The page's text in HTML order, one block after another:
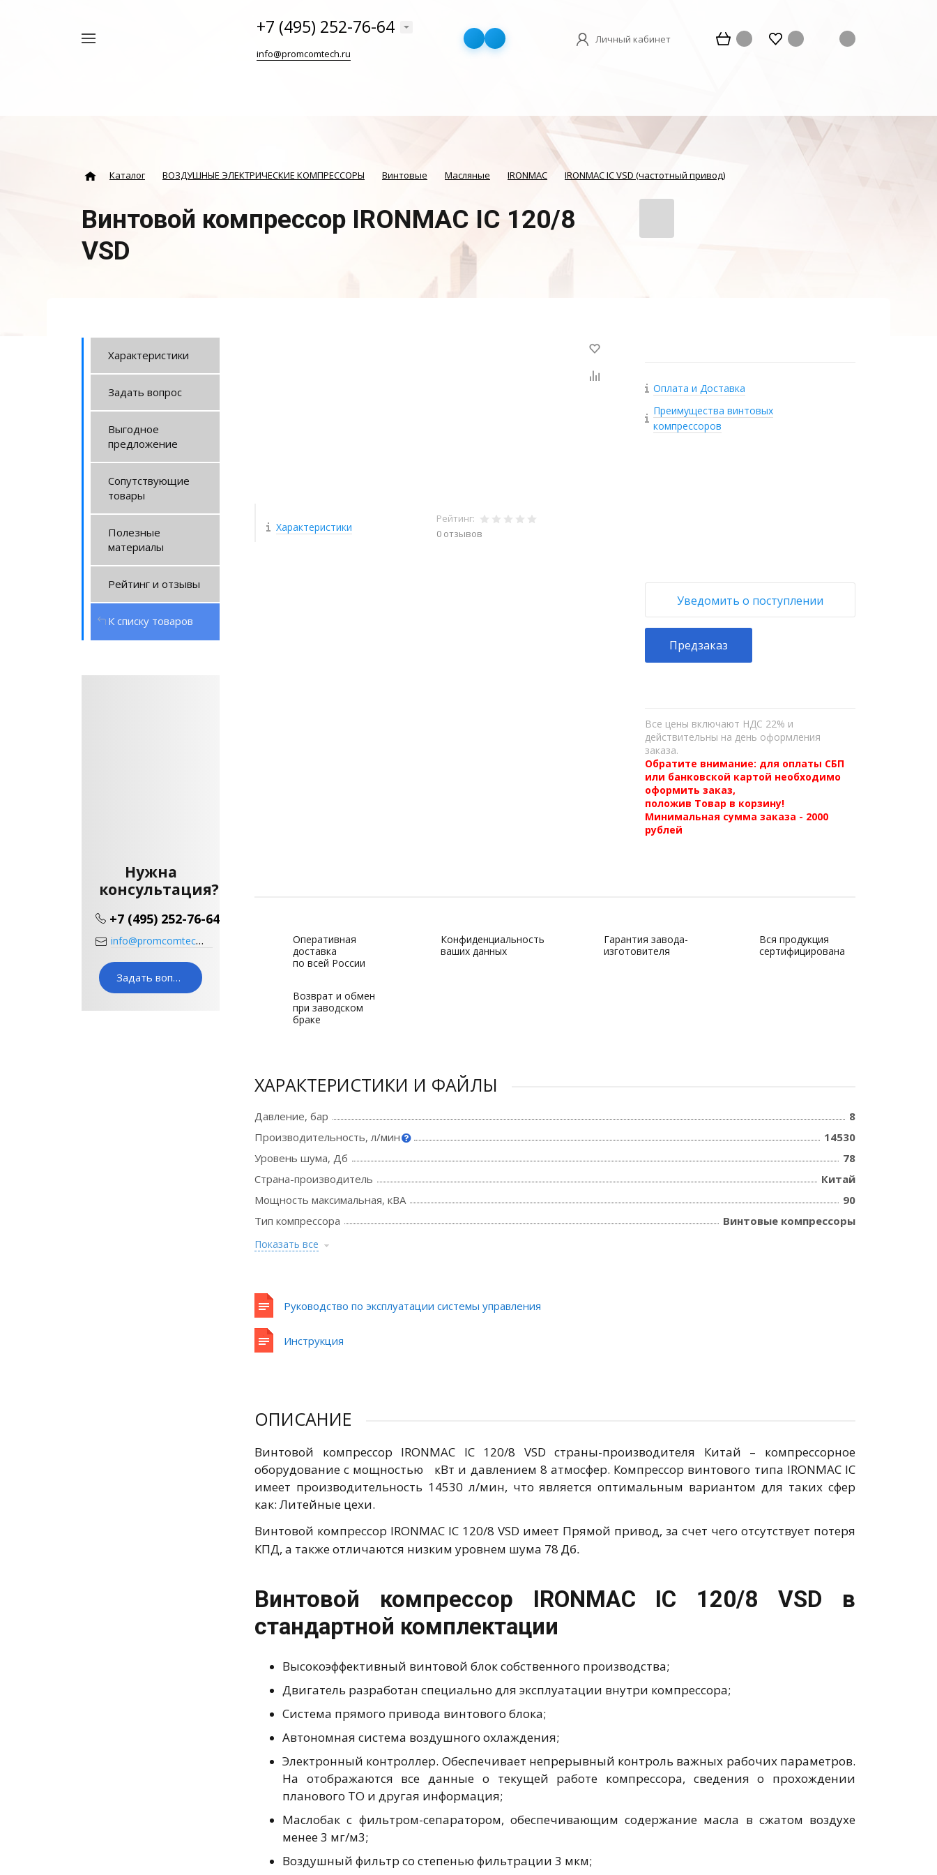
+7 (495) 252-76-64
info@promcomtech.ru
Личный кабинет
Каталог ВОЗДУШНЫЕ ЭЛЕКТРИЧЕСКИЕ КОМПРЕССОРЫ Винтовые Масляные IRONMAC IRONMAC IC VSD (частотный привод)
Винтовой компрессор IRONMAC IC 120/8
VSD
Характеристики
Задать вопрос
Выгодное
предложение
Сопутствующие
товары
Полезные
материалы
Рейтинг и отзывы
К списку товаров
Нужна
консультация?
+7 (495) 252-76-64
info@promcomtech.ru
Задать вопрос
Характеристики
Рейтинг:
0 отзывов
Оплата и Доставка
Преимущества винтовых
компрессоров
Уведомить о поступлении
Предзаказ
Все цены включают НДС 22% и
действительны на день оформления
заказа.
Обратите внимание: для оплаты СБП
или банковской картой необходимо
оформить заказ,
положив Товар в корзину!
Минимальная сумма заказа - 2000
рублей
Оперативная
доставка
по всей России
Конфиденциальность
ваших данных
Гарантия завода-
изготовителя
Вся продукция
сертифицирована
Возврат и обмен
при заводском
браке
ХАРАКТЕРИСТИКИ И ФАЙЛЫ
Давление, бар
8
Производительность, л/мин
14530
Уровень шума, Дб
78
Страна-производитель
Китай
Мощность максимальная, кВА
90
Тип компрессора
Винтовые компрессоры
Показать все
Руководство по эксплуатации системы управления
Инструкция
ОПИСАНИЕ
Винтовой компрессор IRONMAC IC 120/8 VSD страны-производителя Китай – компрессорное
оборудование с мощностью кВт и давлением 8 атмосфер. Компрессор винтового типа IRONMAC IC
имеет производительность 14530 л/мин, что является оптимальным вариантом для таких сфер
как: Литейные цехи.
Винтовой компрессор IRONMAC IC 120/8 VSD имеет Прямой привод, за счет чего отсутствует потеря
КПД, а также отличаются низким уровнем шума 78 Дб.
Винтовой компрессор IRONMAC IC 120/8 VSD в
стандартной комплектации
Высокоэффективный винтовой блок собственного производства;
Двигатель разработан специально для эксплуатации внутри компрессора;
Система прямого привода винтового блока;
Автономная система воздушного охлаждения;
Электронный контроллер. Обеспечивает непрерывный контроль важных рабочих параметров.
На отображаются все данные о текущей работе компрессора, сведения о прохождении
планового ТО и другая информация;
Маслобак с фильтром-сепаратором, обеспечивающим содержание масла в сжатом воздухе
менее 3 мг/м3;
Воздушный фильтр со степенью фильтрации 3 мкм;